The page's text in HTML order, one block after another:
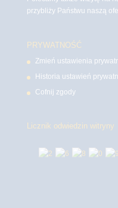
przybliży Państwu naszą
PRYWATNOŚĆ
Zmień ustawienia
Historia ustawień
Cofnij zgody
Licznik odwiedzin witryny